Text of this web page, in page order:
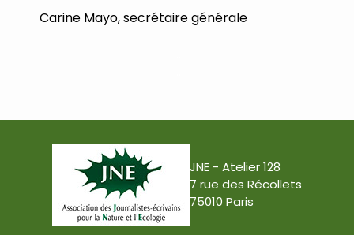
Carine Mayo, secrétaire générale
JNE - Atelier 128
7 rue des Récollets
75010 Paris